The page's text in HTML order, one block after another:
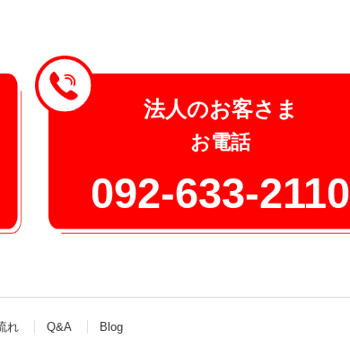
法人のお客さま
お電話
092-633-2110
れ Q&A Blog